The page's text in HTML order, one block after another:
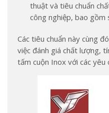
thuật và tiêu chuẩn
công nghiệp, bao
Các tiêu chuẩn này cùng
việc đánh giá chất lượng,
tấm cuộn Inox với các yêu